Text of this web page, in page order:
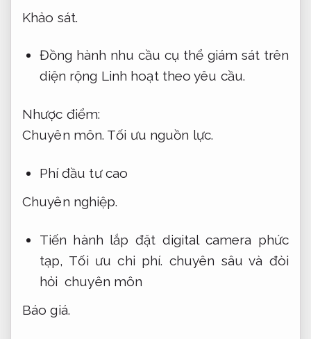
Khảo sát.
Đồng hành nhu cầu cụ thể giám sát trên
diện rộng Linh hoạt theo yêu cầu.
Nhược điểm:
Chuyên môn. Tối ưu nguồn lực.
Phí đầu tư cao
Chuyên nghiệp.
Tiến hành lắp đặt digital camera phức
tạp, Tối ưu chi phí. chuyên sâu và đòi
hỏi chuyên môn
Báo giá.